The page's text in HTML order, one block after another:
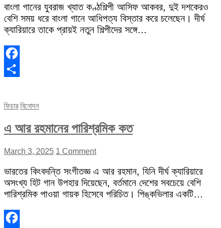
বাংলা গানের যুবরাজ খ্যাত কণ্ঠশিল্পী আসিফ আকবর, দুই দশকেরও
বেশি সময় ধরে বাংলা গানে আধিপত্য বিস্তার করে চলেছেন। দীর্ঘ
ক্যারিয়ারে তাকে প্রায়ই নতুন শিল্পীদের সঙ্গে…
Facebook
ফিচার বিনোদন
এ আর রহমানের পারিশ্রমিক কত
March 3, 2025 1 Comment
ভারতের কিংবদন্তি সংগীতজ্ঞ এ আর রহমান, যিনি দীর্ঘ ক্যারিয়ারে
অসংখ্য হিট গান উপহার দিয়েছেন, বর্তমানে দেশের সবচেয়ে বেশি
পারিশ্রমিক পাওয়া গায়ক হিসেবে পরিচিত। পিঙ্কভিলার একটি…